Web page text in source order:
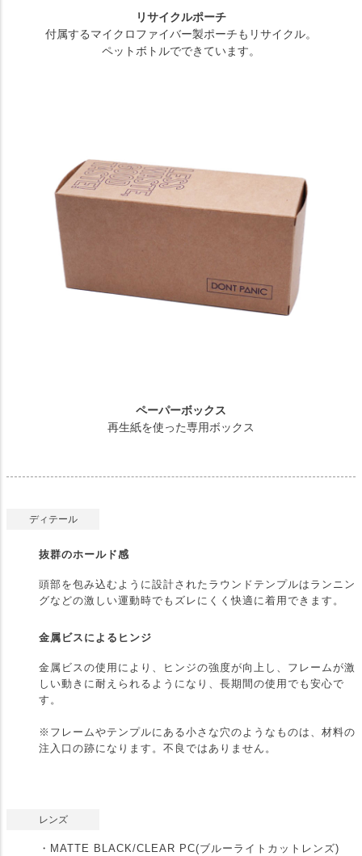
リサイクルポーチ
付属するマイクロファイバー製ポーチもリサイクル。
ペットボトルでできています。
ペーパーボックス
再生紙を使った専用ボックス
ディテール
抜群のホールド感
頭部を包み込むように設計されたラウンドテンプルはランニン
グなどの激しい運動時でもズレにくく快適に着用できます。
金属ビスによるヒンジ
金属ビスの使用により、ヒンジの強度が向上し、フレームが激
しい動きに耐えられるようになり、長期間の使用でも安心で
す。
※フレームやテンプルにある小さな穴のようなものは、材料の
注入口の跡になります。不良ではありません。
レンズ
・MATTE BLACK/CLEAR PC(ブルーライトカットレンズ)